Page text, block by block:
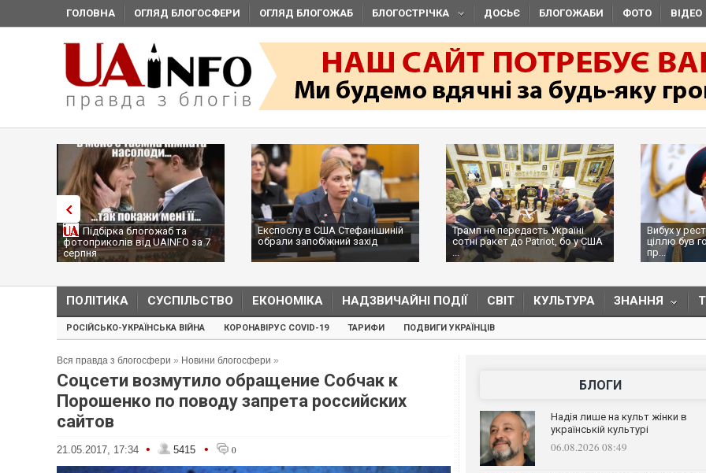
ГОЛОВНА ОГЛЯД БЛОГОСФЕРИ ОГЛЯД БЛОГОЖАБ БЛОГОСТРІЧКА ДОСЬЄ БЛОГОЖАБИ ФОТО ВІДЕО
Підбірка блогожаб та
фотоприколів від UAINFO за 7
серпня
Експослу в США Стефанішиній
обрали запобіжний захід
Трамп не передасть Україні
сотні ракет до Patriot, бо у США
...
Вибух у
ціллю був
пр...
ПОЛІТИКА СУСПІЛЬСТВО ЕКОНОМІКА НАДЗВИЧАЙНІ ПОДІЇ СВІТ КУЛЬТУРА ЗНАННЯ
РОСІЙСЬКО-УКРАЇНСЬКА ВІЙНА КОРОНАВІРУС COVID-19 ТАРИФИ ПОДВИГИ УКРАЇНЦІВ
Вся правда з блогосфери » Новини блогосфери »
Соцсети возмутило обращение Собчак к
Порошенко по поводу запрета российских
сайтов
21.05.2017, 17:34 • 5415 • 0
БЛОГИ
Надія лише на культ жінки в
українській культурі
06.08.2026 08:49